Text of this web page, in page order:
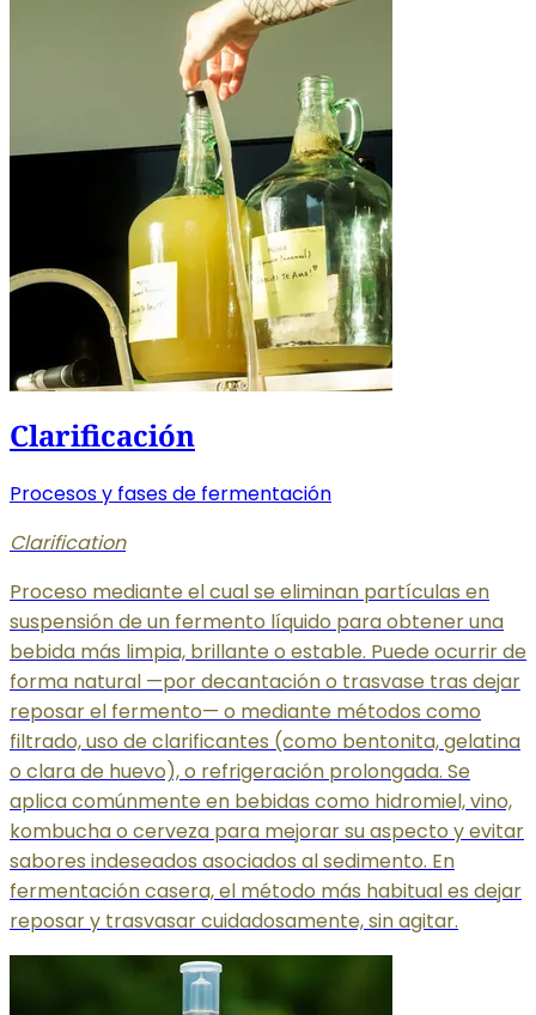
Clarificación
Procesos y fases de fermentación
Clarification
Proceso mediante el cual se eliminan partículas en
suspensión de un fermento líquido para obtener una
bebida más limpia, brillante o estable. Puede ocurrir de
forma natural —por decantación o trasvase tras dejar
reposar el fermento— o mediante métodos como
filtrado, uso de clarificantes (como bentonita, gelatina
o clara de huevo), o refrigeración prolongada. Se
aplica comúnmente en bebidas como hidromiel, vino,
kombucha o cerveza para mejorar su aspecto y evitar
sabores indeseados asociados al sedimento. En
fermentación casera, el método más habitual es dejar
reposar y trasvasar cuidadosamente, sin agitar.